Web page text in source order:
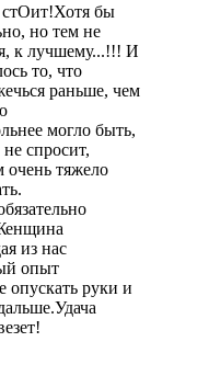
стОит!Хотя бы
но тем не
к лучшему...!!! И
то, что
раньше, чем
могло быть,
спросит,
очень тяжело
из нас
опыт
опускать руки и